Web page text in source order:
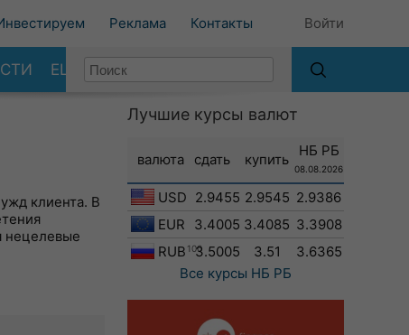
Реклама Контакты Войти
ЕЩЕ
клиента. В
нецелевые
Лучшие курсы валют
валюта сдать купить
НБ РБ
08.08.2026
USD 2.9455 2.9545 2.9386
EUR
3.4005 3.4085 3.3908
RUB 1003.5005 3.51
3.6365
Все курсы НБ РБ